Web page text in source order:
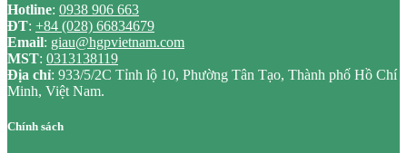
Hotline: 0938 906 663
ĐT: +84 (028) 66834679
Email: giau@hgpvietnam.com
MST: 0313138119
Địa chỉ: 933/5/2C Tỉnh lộ 10, Phường Tân Tạo, Thành phố Hồ Chí
Minh, Việt Nam.
Chính sách